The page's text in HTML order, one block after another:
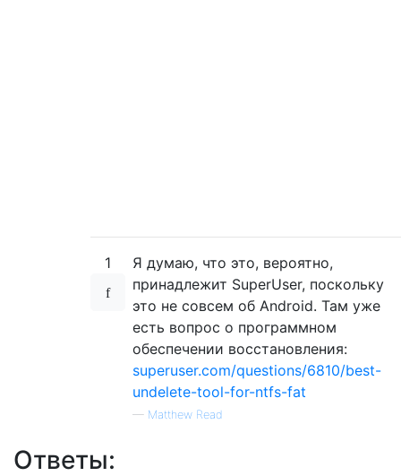
1
Я думаю, что это, вероятно,
принадлежит SuperUser, поскольку
это не совсем об Android. Там уже
есть вопрос о программном
обеспечении восстановления:
superuser.com/questions/6810/best-
undelete-tool-for-ntfs-fat
— Matthew Read
Ответы: